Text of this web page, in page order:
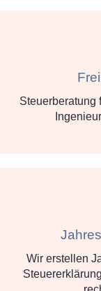
Steuerberatung
Wir erstellen